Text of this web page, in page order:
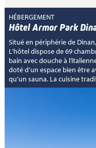
HÉBERGEMENT
Hôtel Armor Park
Situé en périphérie de
L’hôtel dispose de 69
bain avec douche à
doté d’un espace bien être
qu’un sauna. La cuisine